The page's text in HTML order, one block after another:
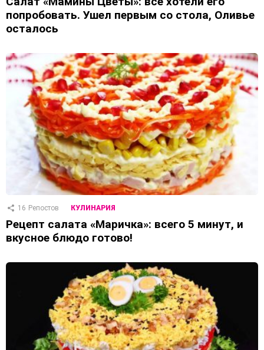
попробовать. Ушел первым со стола, Оливье
осталось
16 Репостов КУЛИНАРИЯ
Рецепт салата «Маричка»: всего 5 минут, и
вкусное блюдо готово!